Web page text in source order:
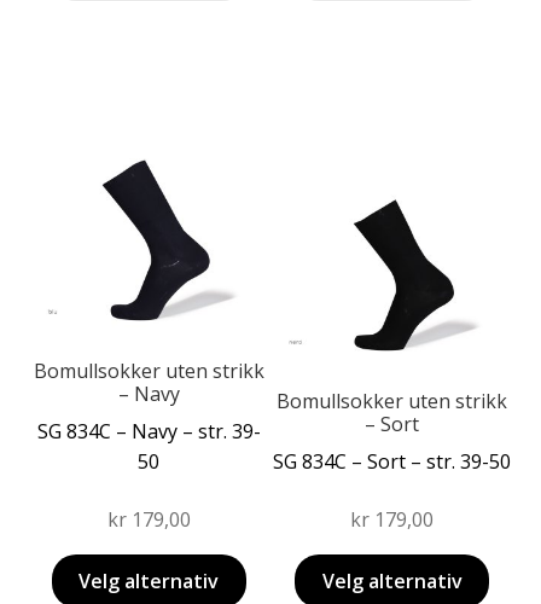
Bomullsokker uten strikk
– Navy
SG 834C – Navy – str. 39-
50
kr179,00
Velg alternativ
har
flere
varianter.
Alternativene
kan
velges
produktsiden
Bomullsokker uten strikk
– Sort
SG 834C – Sort – str. 39-50
kr 179,00
Velg alternativ
flere
varianter.
Alternativene
kan
velges
produktsiden